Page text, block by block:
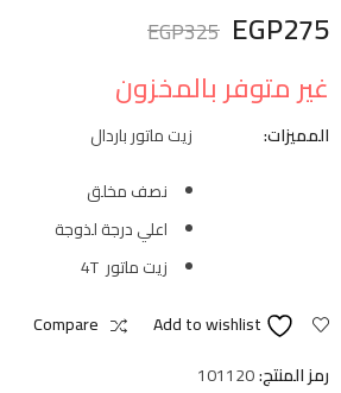
EGP275
EGP325
غير متوفر بالمخزون
المميزات:
زيت ماتور باردال
نصف مخلق
اعلي درجة لذوجة
زيت ماتور 4T
Add to wishlist
Compare
رمز المنتج:101120